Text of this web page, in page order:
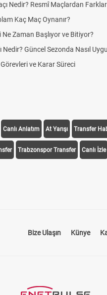
Nedir? Resmî Maçlardan
Kaç Maç Oynanır?
Zaman Başlıyor ve Bitiyor?
Nedir? Güncel Sezonda Nasıl
Görevleri ve Karar Süreci
Canlı Anlatım At Yarışı Transfer
Trabzonspor Transfer Canlı İzle
Bize Ulaşın Künye